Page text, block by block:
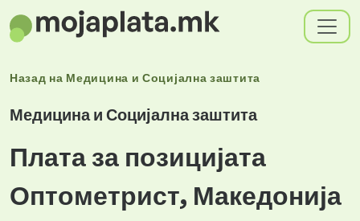
Назад на Медицина и Социјална заштита
Медицина и Социјална заштита
Плата за позицијата
Оптометрист, Македонија